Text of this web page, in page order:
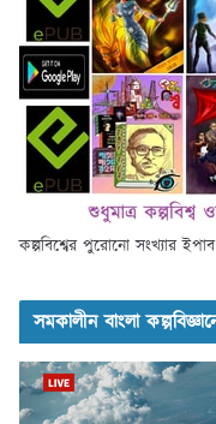
কল্পবিশ্বের পুরোনো সংখ্যার
সমকালীন বাংলা